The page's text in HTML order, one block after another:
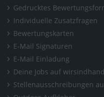
Gedrucktes
Individuelle Zusatzfragen
Bewertungskarten
E-Mail Signaturen
E-Mail Einladung
Deine Jobs auf
Stellenausschreibungen